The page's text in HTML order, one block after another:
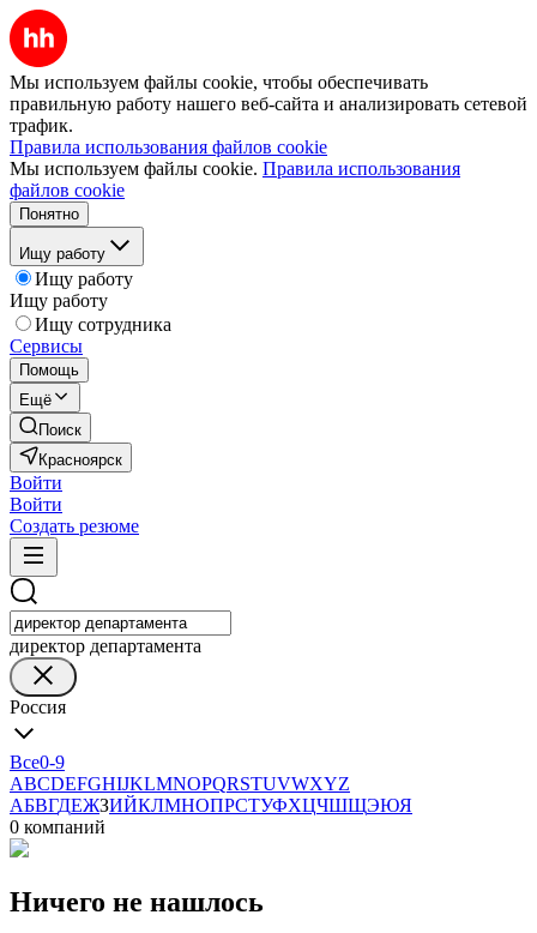
Мы используем файлы cookie, чтобы обеспечивать
правильную работу нашего веб-сайта и анализировать сетевой
трафик.
Правила использования файлов cookie
Мы используем файлы cookie. Правила использования
файлов cookie
Понятно
Ищу работу
Ищу работу
Ищу работу
Ищу сотрудника
Сервисы
Помощь
Ещё
Поиск
Красноярск
Войти
Войти
Создать резюме
директор департамента
Россия
Все0-9
ABCDEFGHIJKLMNOPQRSTUVWXYZ
АБВГДЕЖЗИЙКЛМНОПРСТУФХЦЧШЩЭЮЯ
0 компаний
Ничего не нашлось